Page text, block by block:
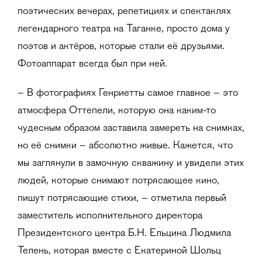
поэтических вечерах, репетициях и спектаклях
легендарного театра на Таганке, просто дома у
поэтов и актёров, которые стали её друзьями.
Фотоаппарат всегда был при ней.
– В фотографиях Генриетты самое главное – это
атмосфера Оттепели, которую она каким-то
чудесным образом заставила замереть на снимках,
но её снимки – абсолютно живые. Кажется, что
мы заглянули в замочную скважину и увидели этих
людей, которые снимают потрясающее кино,
пишут потрясающие стихи, – отметила первый
заместитель исполнительного директора
Президентского центра Б.Н. Ельцина Людмила
Телень, которая вместе с Екатериной Шольц